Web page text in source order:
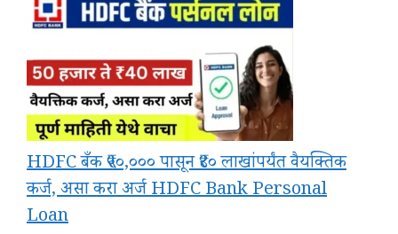
HDFC बँक ₹५०,००० पासून ₹४० लाखांपर्यंत वैयक्तिक
कर्ज, असा करा अर्ज HDFC Bank Personal
Loan